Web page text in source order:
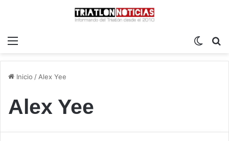
Inicio / Alex Yee
Alex Yee